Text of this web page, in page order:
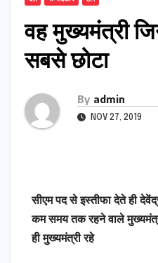
वह मुख्यमंत्री
सबसे छोटा
By admin
NOV 27, 2019
सीएम पद से इस्तीफा देते ही
कम समय तक रहने वाले
ही मुख्यमंत्री रहे